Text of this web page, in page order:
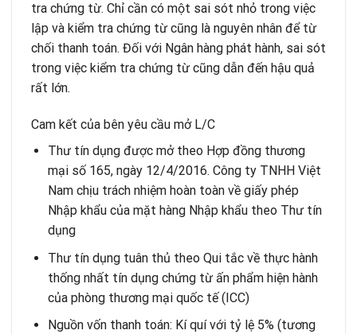
tra chứng từ. Chỉ cần có một sai sót nhỏ trong việc
lập và kiểm tra chứng từ cũng là nguyên nhân để từ
chối thanh toán. Đối với Ngân hàng phát hành, sai sót
trong việc kiểm tra chứng từ cũng dẫn đến hậu quả
rất lớn.
Cam kết của bên yêu cầu mở L/C
Thư tín dụng được mở theo Hợp đồng thương
mại số 165, ngày 12/4/2016. Công ty TNHH Việt
Nam chịu trách nhiệm hoàn toàn về giấy phép
Nhập khẩu của mặt hàng Nhập khẩu theo Thư tín
dụng
Thư tín dụng tuân thủ theo Qui tắc về thực hành
thống nhất tín dụng chứng từ ấn phẩm hiện hành
của phòng thương mại quốc tế (ICC)
Nguồn vốn thanh toán: Kí quí với tỷ lệ 5% (tương